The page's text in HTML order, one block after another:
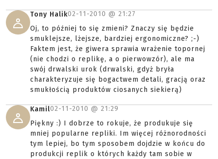
Tony Halik02-11-2010 @ 21:27
Oj, to później to się zmieni? Znaczy się będzie
smuklejsze, lżejsze, bardziej ergonomiczne? ;-)
Faktem jest, że giwera sprawia wrażenie topornej
(nie chodzi o replikę, a o pierwowzór), ale ma
swój drwalski urok (drwalski, gdyż bryła
charakteryzuje się bogactwem detali, gracją oraz
smukłością produktów ciosanych siekierą)
Kamil02-11-2010 @ 21:29
Piękny :) I dobrze to rokuje, że produkuje się
mniej popularne repliki. Im więcej różnorodności
tym lepiej, bo tym sposobem dojdzie w końcu do
produkcji replik o których każdy tam sobie w